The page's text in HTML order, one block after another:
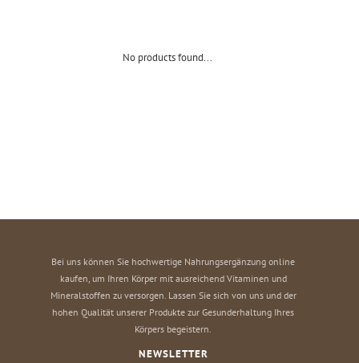
No products found...
Bei uns können Sie hochwertige Nahrungsergänzung online
kaufen, um Ihren Körper mit ausreichend Vitaminen und
Mineralstoffen zu versorgen. Lassen Sie sich von uns und der
hohen Qualität unserer Produkte zur Gesunderhaltung Ihres
Körpers begeistern.
NEWSLETTER